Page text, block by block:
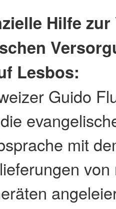
Hilfe
Lesbos:
Guido
mit